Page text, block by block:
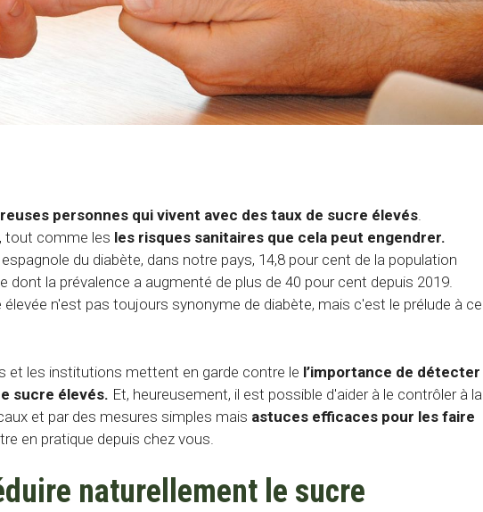
personnes qui vivent avec des taux de sucre élevés.
tout comme les les risques sanitaires que cela peut engendrer.
du diabète, dans notre pays, 14,8 pour cent de la population
dont la prévalence a augmenté de plus de 40 pour cent depuis 2019.
élevée n'est pas toujours synonyme de diabète, mais c'est le prélude à ce
et les institutions mettent en garde contre le l’importance de détecter
sucre élevés. Et, heureusement, il est possible d'aider à le contrôler à la
et par des mesures simples mais astuces efficaces pour les faire
en pratique depuis chez vous.
naturellement le sucre